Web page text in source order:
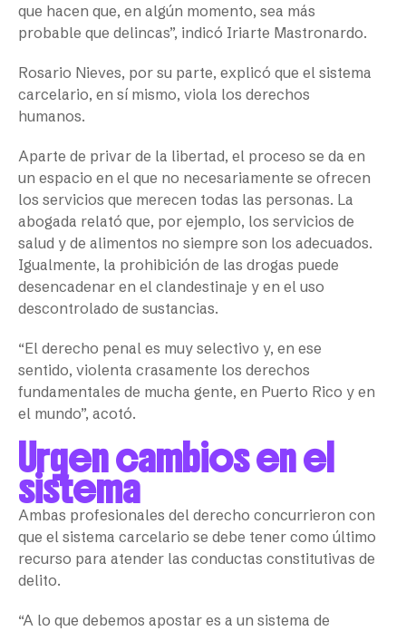
que hacen que, en algún momento, sea más
probable que delincas”, indicó Iriarte Mastronardo.
Rosario Nieves, por su parte, explicó que el sistema
carcelario, en sí mismo, viola los derechos
humanos.
Aparte de privar de la libertad, el proceso se da en
un espacio en el que no necesariamente se ofrecen
los servicios que merecen todas las personas. La
abogada relató que, por ejemplo, los servicios de
salud y de alimentos no siempre son los adecuados.
Igualmente, la prohibición de las drogas puede
desencadenar en el clandestinaje y en el uso
descontrolado de sustancias.
“El derecho penal es muy selectivo y, en ese
sentido, violenta crasamente los derechos
fundamentales de mucha gente, en Puerto Rico y en
el mundo”, acotó.
Urgen cambios en el
sistema
Ambas profesionales del derecho concurrieron con
que el sistema carcelario se debe tener como último
recurso para atender las conductas constitutivas de
delito.
“A lo que debemos apostar es a un sistema de